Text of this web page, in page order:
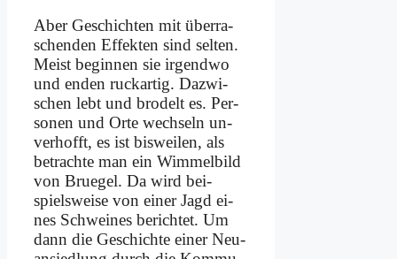
Aber Ge­schich­ten mit über­ra­
schen­den Ef­fek­ten sind sel­ten.
Meist be­gin­nen sie ir­gend­wo
und en­den ruck­ar­tig. Da­zwi­
schen lebt und bro­delt es. Per­
so­nen und Or­te wech­seln un­
ver­hofft, es ist bis­wei­len, als
be­trach­te man ein Wim­mel­bild
von Brue­gel. Da wird bei­
spiels­wei­se von ei­ner Jagd ei­
nes Schwei­nes be­rich­tet. Um
dann die Ge­schich­te ei­ner Neu­